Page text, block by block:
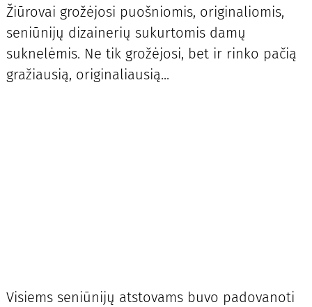
Žiūrovai grožėjosi puošniomis, originaliomis,
seniūnijų dizainerių sukurtomis damų
suknelėmis. Ne tik grožėjosi, bet ir rinko pačią
gražiausią, originaliausią...
Visiems seniūnijų atstovams buvo padovanoti